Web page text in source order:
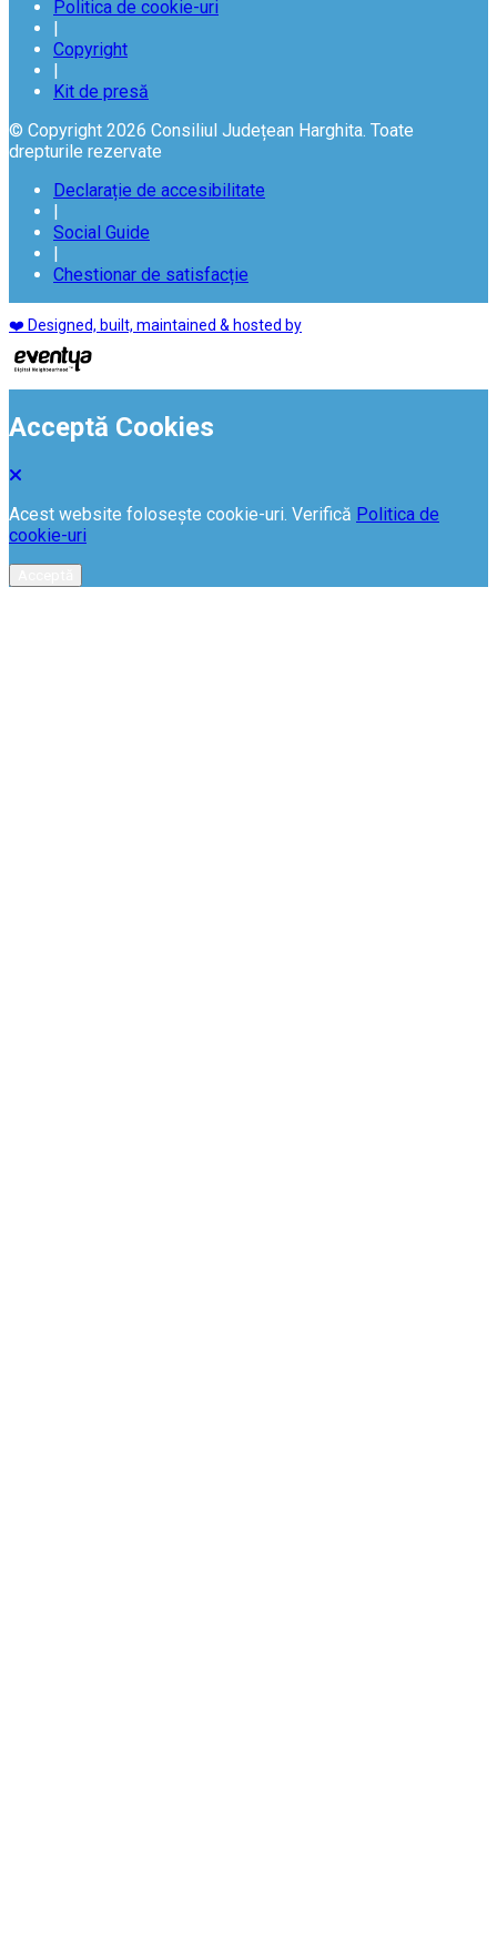
Politica de cookie-uri
Copyright
Kit de presă
© Copyright 2026 Consiliul Județean Harghita. Toate
drepturile rezervate
Declarație de accesibilitate
Social Guide
Chestionar de satisfacție
❤️ Designed, built, maintained & hosted by
Acceptă Cookies
Acest website folosește cookie-uri. Verifică Politica de
cookie-uri